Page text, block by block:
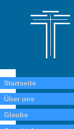
Startseite
Über uns
Glaube